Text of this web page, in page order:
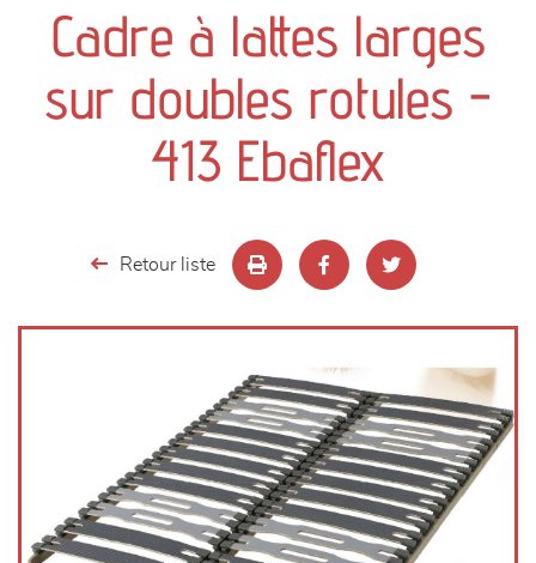
séjours
meubles de complément
chambres et dressing
Cadre à lattes larges
sur doubles rotules -
413 Ebaflex
Retour liste